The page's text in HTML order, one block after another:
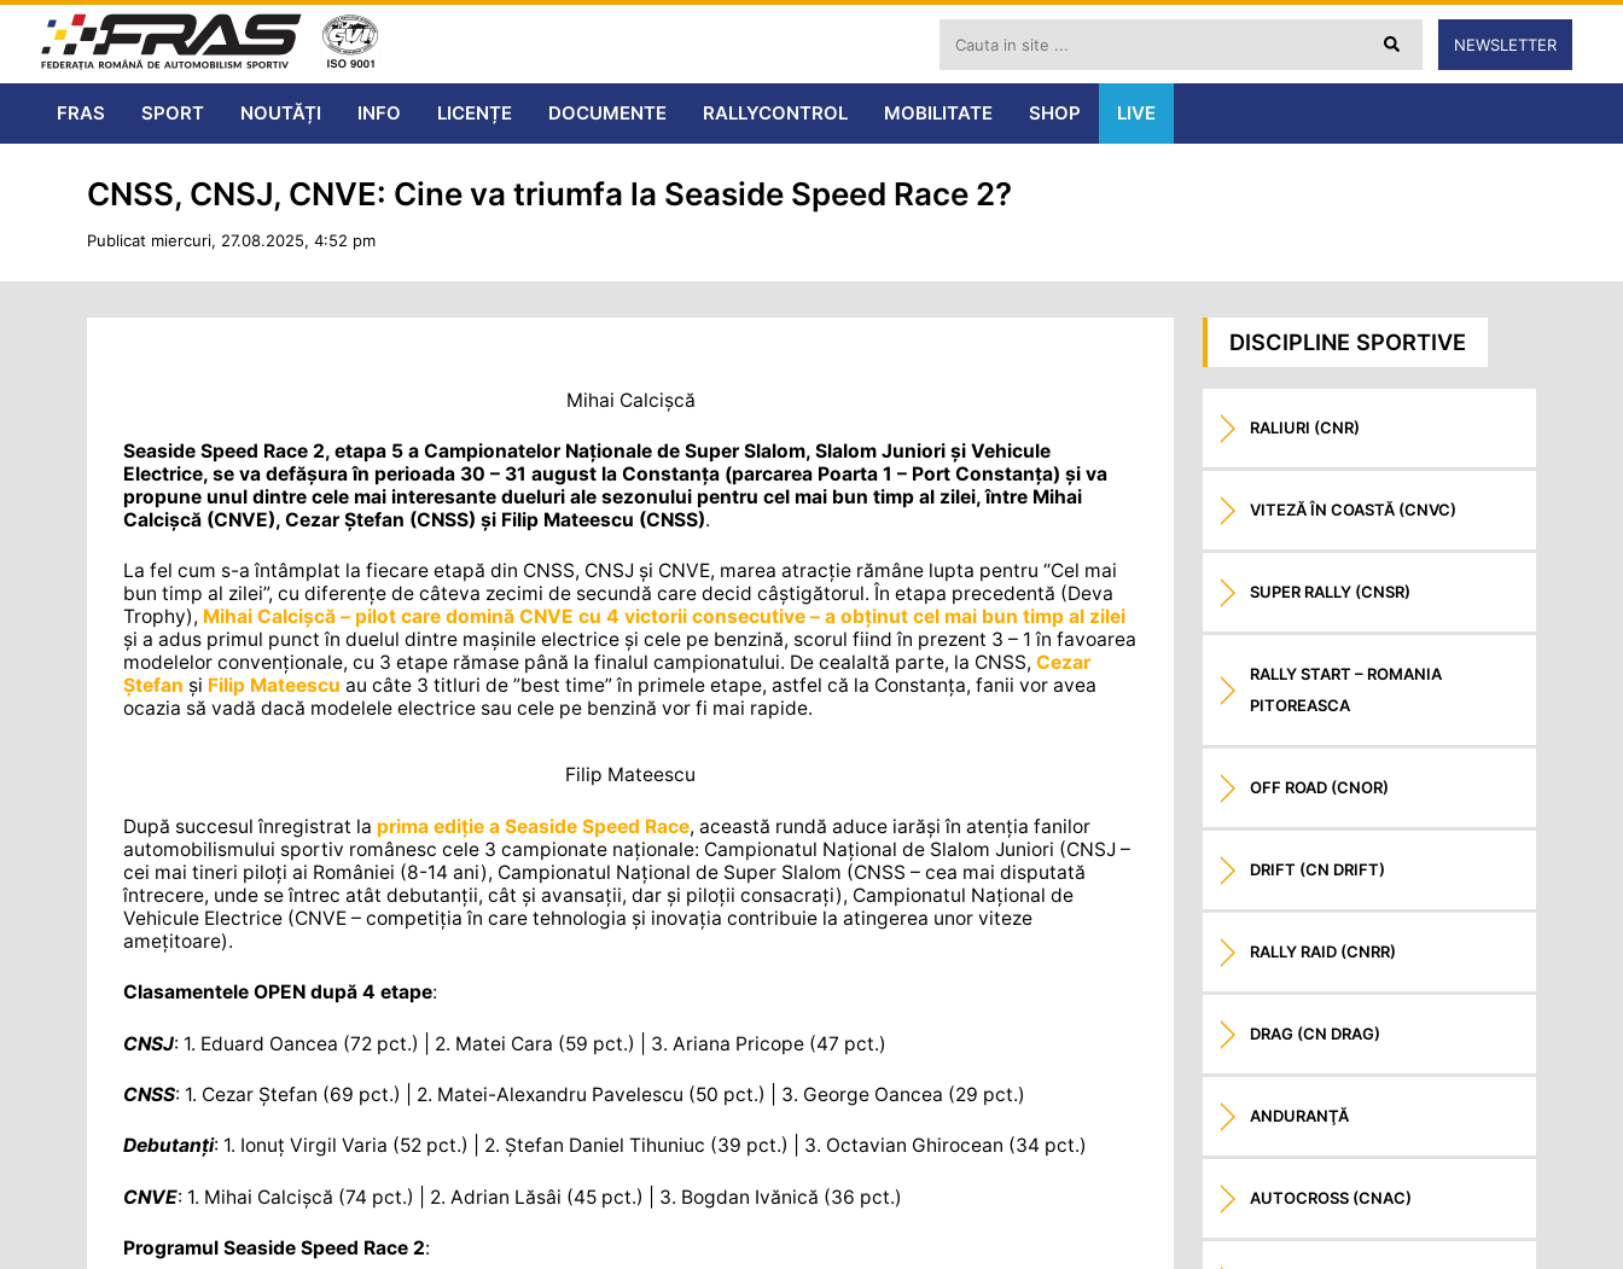
NEWSLETTER
FRAS SPORT NOUTĂȚI INFO LICENȚE DOCUMENTE RALLYCONTROL MOBILITATE SHOP LIVE
CNSS, CNSJ, CNVE: Cine va triumfa la Seaside Speed Race 2?
Publicat miercuri, 27.08.2025, 4:52 pm
Mihai Calcișcă
Seaside Speed Race 2, etapa 5 a Campionatelor Naționale de Super Slalom, Slalom Juniori și Vehicule
Electrice, se va defășura în perioada 30 – 31 august la Constanța (parcarea Poarta 1 – Port Constanța) și va
propune unul dintre cele mai interesante dueluri ale sezonului pentru cel mai bun timp al zilei, între Mihai
Calcișcă (CNVE), Cezar Ștefan (CNSS) și Filip Mateescu (CNSS).
La fel cum s-a întâmplat la fiecare etapă din CNSS, CNSJ și CNVE, marea atracție rămâne lupta pentru “Cel mai
bun timp al zilei”, cu diferențe de câteva zecimi de secundă care decid câștigătorul. În etapa precedentă (Deva
Trophy), Mihai Calcișcă – pilot care domină CNVE cu 4 victorii consecutive – a obținut cel mai bun timp al zilei
și a adus primul punct în duelul dintre mașinile electrice și cele pe benzină, scorul fiind în prezent 3 – 1 în favoarea
modelelor convenționale, cu 3 etape rămase până la finalul campionatului. De cealaltă parte, la CNSS, Cezar
Ștefan și Filip Mateescu au câte 3 titluri de ”best time” în primele etape, astfel că la Constanța, fanii vor avea
ocazia să vadă dacă modelele electrice sau cele pe benzină vor fi mai rapide.
Filip Mateescu
După succesul înregistrat la prima ediție a Seaside Speed Race, această rundă aduce iarăși în atenția fanilor
automobilismului sportiv românesc cele 3 campionate naționale: Campionatul Național de Slalom Juniori (CNSJ –
cei mai tineri piloți ai României (8-14 ani), Campionatul Național de Super Slalom (CNSS – cea mai disputată
întrecere, unde se întrec atât debutanții, cât și avansații, dar și piloții consacrați), Campionatul Național de
Vehicule Electrice (CNVE – competiția în care tehnologia și inovația contribuie la atingerea unor viteze
amețitoare).
Clasamentele OPEN după 4 etape:
CNSJ: 1. Eduard Oancea (72 pct.) | 2. Matei Cara (59 pct.) | 3. Ariana Pricope (47 pct.)
CNSS: 1. Cezar Ștefan (69 pct.) | 2. Matei-Alexandru Pavelescu (50 pct.) | 3. George Oancea (29 pct.)
Debutanți: 1. Ionuț Virgil Varia (52 pct.) | 2. Ștefan Daniel Tihuniuc (39 pct.) | 3. Octavian Ghirocean (34 pct.)
CNVE: 1. Mihai Calcișcă (74 pct.) | 2. Adrian Lăsâi (45 pct.) | 3. Bogdan Ivănică (36 pct.)
Programul Seaside Speed Race 2:
DISCIPLINE SPORTIVE
RALIURI (CNR)
VITEZĂ ÎN COASTĂ (CNVC)
SUPER RALLY (CNSR)
RALLY START – ROMANIA
PITOREASCA
OFF ROAD (CNOR)
DRIFT (CN DRIFT)
RALLY RAID (CNRR)
DRAG (CN DRAG)
ANDURANŢĂ
AUTOCROSS (CNAC)